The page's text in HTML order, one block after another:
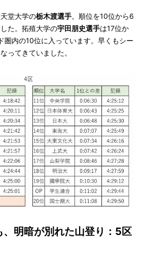
堂大学の栃木渡選手。順位を10位から6
た。拓殖大学の宇田朋史選手は17位か
圏内の10位に入っています。早くもシー
ってきていました。
、明暗が別れた山登り：5区